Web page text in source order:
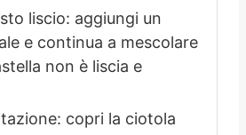
liscio: aggiungi un
e continua a mescolare
non è liscia e
copri la ciotola